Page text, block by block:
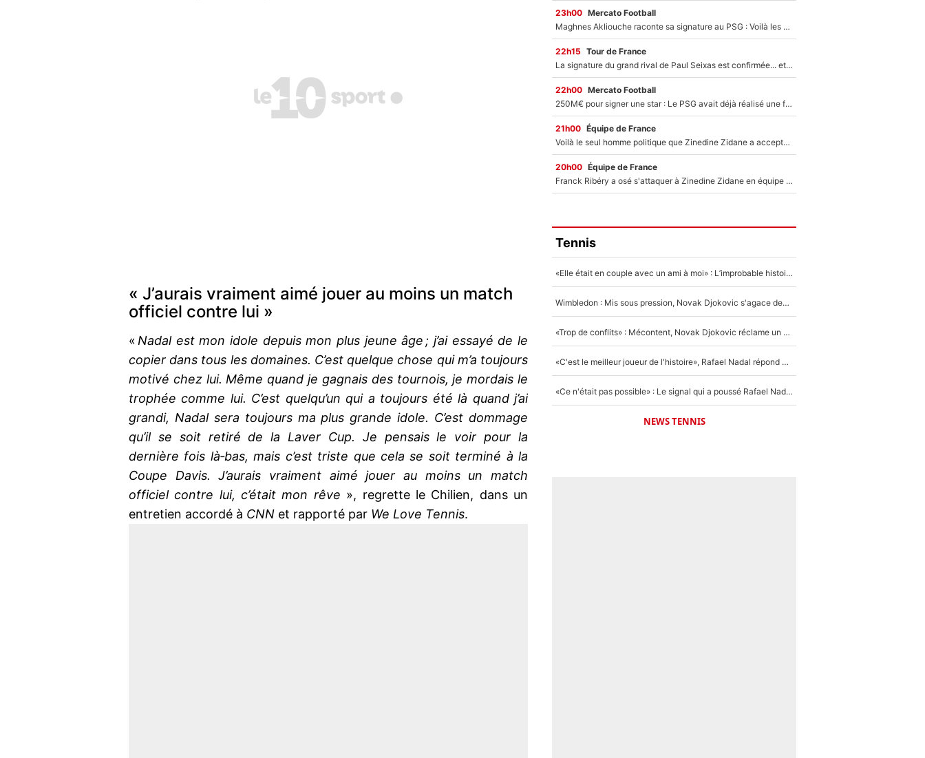
« J’aurais vraiment aimé jouer au moins un match
officiel contre lui »
«Nadal est mon idole depuis mon plus jeune âge ; j’ai essayé de le
copier dans tous les domaines. C’est quelque chose qui m’a toujours
motivé chez lui. Même quand je gagnais des tournois, je mordais le
trophée comme lui. C’est quelqu’un qui a toujours été là quand j’ai
grandi, Nadal sera toujours ma plus grande idole. C’est dommage
qu’il se soit retiré de la Laver Cup. Je pensais le voir pour la
dernière fois là‐bas, mais c’est triste que cela se soit terminé à la
Coupe Davis. J’aurais vraiment aimé jouer au moins un match
officiel contre lui, c’était mon rêve », regrette le Chilien, dans un
entretien accordé à CNN et rapporté par We Love Tennis.
23h00 Mercato Football
Maghnes Akliouche raconte sa signature au PSG : Voilà les coulisses de son transfert de rêve à 50M€
22h15 Tour de France
La signature du grand rival de Paul Seixas est confirmée... et c'est une excellente nouvelle pour l'équipe Decathlon-CMA CGM !
22h00 Mercato Football
250M€ pour signer une star : Le PSG avait déjà réalisé une folie sur le mercato bien avant Neymar !
21h00 Équipe de France
Voilà le seul homme politique que Zinedine Zidane a accepté dans son entourage : «Je garde un très bon souvenir de lui»
20h00 Équipe de France
Franck Ribéry a osé s'attaquer à Zinedine Zidane en équipe de France : «Je n'aurais jamais fait ça»
Tennis
«Elle était en couple avec un ami à moi» : L’improbable histoire derrière la «seule relation longue» de Novak Djokovic
Wimbledon : Mis sous pression, Novak Djokovic s'agace devant la presse !
«Trop de conflits» : Mécontent, Novak Djokovic réclame un grand changement !
«C'est le meilleur joueur de l'histoire», Rafael Nadal répond à la question que tout le monde se pose !
«Ce n'était pas possible» : Le signal qui a poussé Rafael Nadal à prendre sa retraite !
NEWS TENNIS